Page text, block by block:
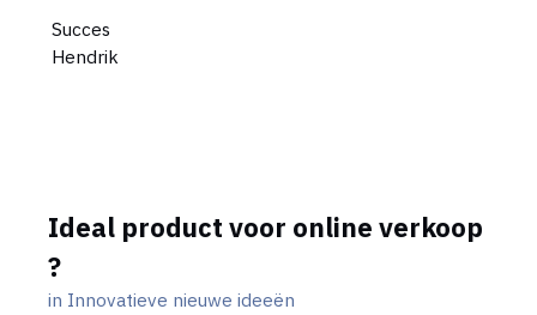
Succes
Hendrik
Ideal product voor online verkoop
?
in Innovatieve nieuwe ideeën